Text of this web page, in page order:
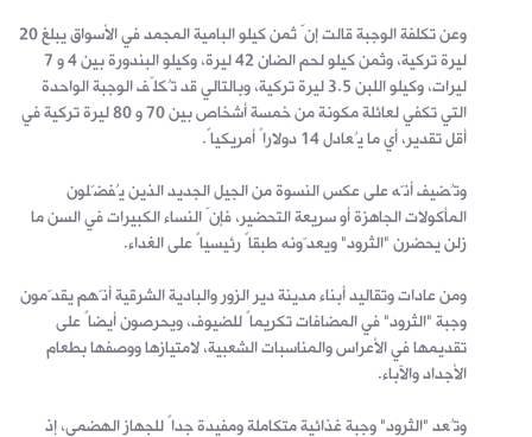
وعن تكلفة الوجبة قالت إنّ ثمن كيلو البامية المجمد في الأسواق يبلغ 20
ليرة تركية، وثمن كيلو لحم الضان 42 ليرة، وكيلو البندورة بين 4 و 7
ليرات، وكيلو اللبن 3.5 ليرة تركية، وبالتالي قد تُكلّف الوجبة الواحدة
التي تكفي لعائلة مكونة من خمسة أشخاص بين 70 و 80 ليرة تركية في
أقل تقدير، أي ما يُعادل 14 دولاراً أمريكياً.
وتُضيف أنّه على عكس النسوة من الجيل الجديد الذين يُفضّلون
المأكولات الجاهزة أو سريعة التحضير، فإنّ النساء الكبيرات في السن ما
زلن يحضرن "الثرود" ويعدّونه طبقاً رئيسياً على الغداء.
ومن عادات وتقاليد أبناء مدينة دير الزور والبادية الشرقية أنّهم يقدّمون
وجبة "الثرود" في المضافات تكريماً للضيوف، ويحرصون أيضاً على
تقديمها في الأعراس والمناسبات الشعبية، لامتيازها ووصفها بطعام
الأجداد والآباء.
وتُعد "الثرود" وجبة غذائية متكاملة ومفيدة جداً للجهاز الهضمي، إذ